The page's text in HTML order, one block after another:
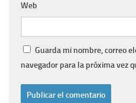
Web
Guarda mi nombre, correo
navegador para la próxima vez